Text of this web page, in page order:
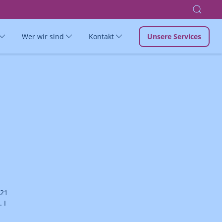
Wer wir sind Kontakt Unsere Services
I